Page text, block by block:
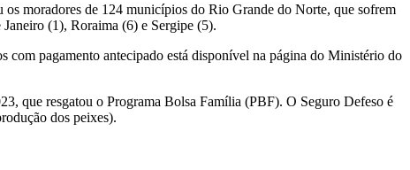
moradores de 124 municípios do Rio Grande do Norte, que sofrem
(1), Roraima (6) e Sergipe (5).
com pagamento antecipado está disponível na página do Ministério do
que resgatou o Programa Bolsa Família (PBF). O Seguro Defeso é
dos peixes).